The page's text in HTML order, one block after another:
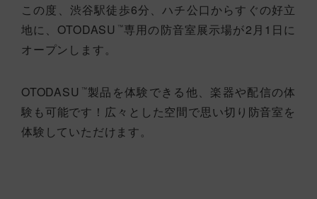
この度、渋谷駅徒歩6分、ハチ公口からすぐの好立
地に、OTODASU ™専用の防音室展示場が2月1日に
オープンします。
OTODASU ™製品を体験できる他、楽器や配信の体
験も可能です！広々とした空間で思い切り防音室を
体験していただけます。